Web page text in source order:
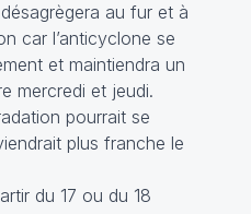
au fur et à
car l’anticyclone se
et maintiendra un
mercredi et jeudi.
pourrait se
plus franche le
du 17 ou du 18